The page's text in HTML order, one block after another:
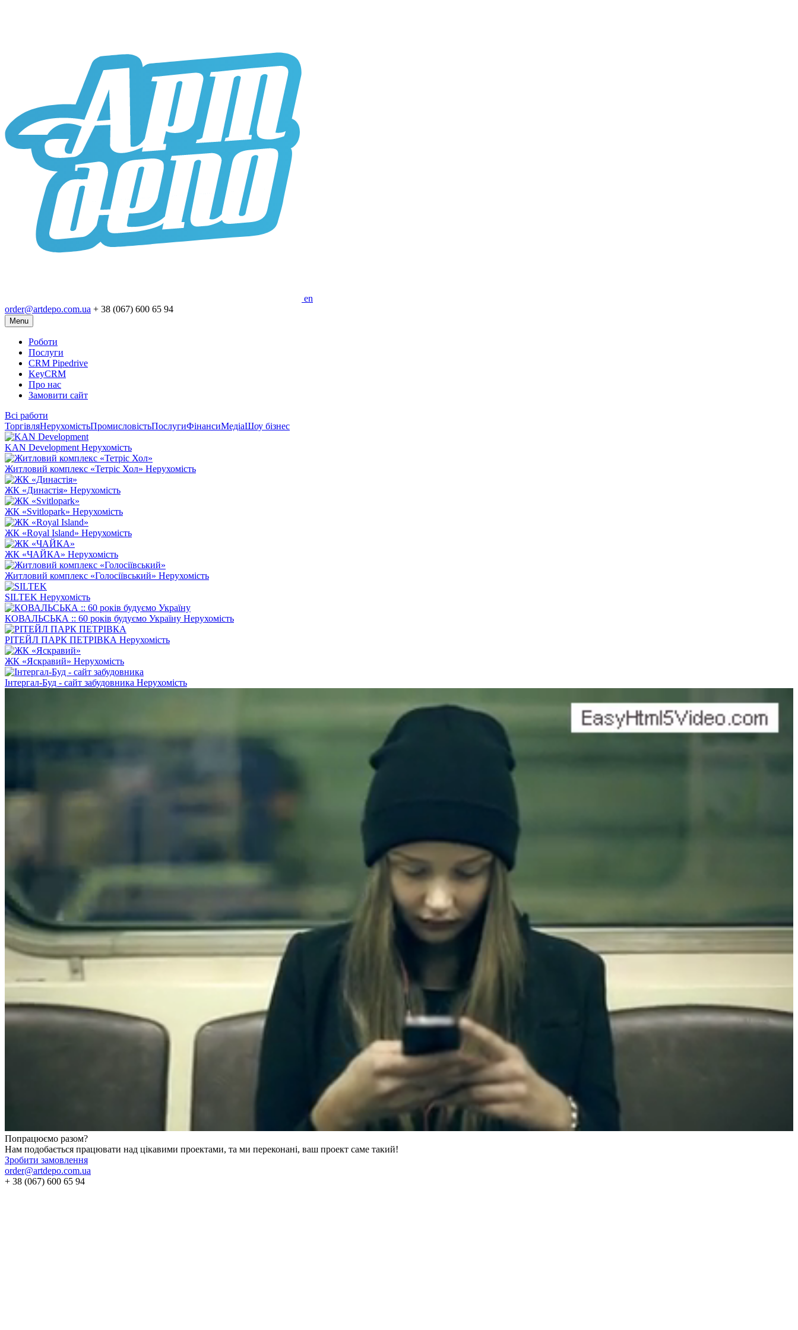
en
order@artdepo.com.ua + 38 (067) 600 65 94
Menu
Роботи
Послуги
CRM Pipedrive
KeyCRM
Про нас
Замовити сайт
Всі работи
ТоргівляНерухомістьПромисловістьПослугиФінансиМедіаШоу бізнес
KAN Development Нерухомість
Житловий комплекс «Тетріс Хол» Нерухомість
ЖК «Династія» Нерухомість
ЖК «Svitlopark» Нерухомість
ЖК «Royal Island» Нерухомість
ЖК «ЧАЙКА» Нерухомість
Житловий комплекс «Голосіївський» Нерухомість
SILTEK Нерухомість
КОВАЛЬСЬКА :: 60 років будуємо Україну Нерухомість
РІТЕЙЛ ПАРК ПЕТРІВКА Нерухомість
ЖК «Яскравий» Нерухомість
Інтергал-Буд - сайт забудовника Нерухомість
Попрацюємо разом?
Нам подобається працювати над цікавими проектами, та ми переконані, ваш проект саме такий!
Зробити замовлення
order@artdepo.com.ua
+ 38 (067) 600 65 94